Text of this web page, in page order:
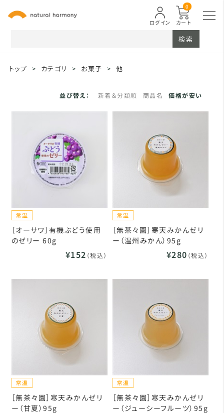
カート
0
ログイン
検索
トップ > カテゴリ > お菓子 > 他
並び替え： 新着＆分類順 商品名 価格が安い
［オーサワ］有機ぶどう使用
のゼリー 60g
¥152 （税込）
［無茶々園］寒天みかんゼリ
ー（温州みかん）95g
¥280 （税込）
［無茶々園］寒天みかんゼリ
ー（甘夏）95g
［無茶々園］寒天みかんゼリ
ー（ジューシーフルーツ）95g